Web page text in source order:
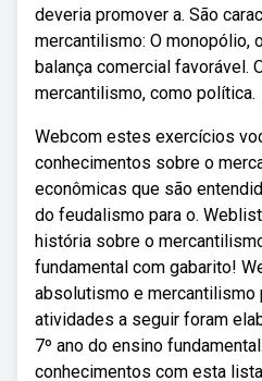
deveria promover a. São
mercantilismo: O monopólio,
balança comercial favorável.
mercantilismo, como política.
Webcom estes exercícios
conhecimentos sobre o
econômicas que são
do feudalismo para o.
história sobre o
fundamental com gabarito!
absolutismo e mercantilismo
atividades a seguir foram
7º ano do ensino
conhecimentos com esta